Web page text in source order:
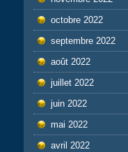
octobre 2022
septembre 2022
août 2022
juillet 2022
juin 2022
mai 2022
avril 2022